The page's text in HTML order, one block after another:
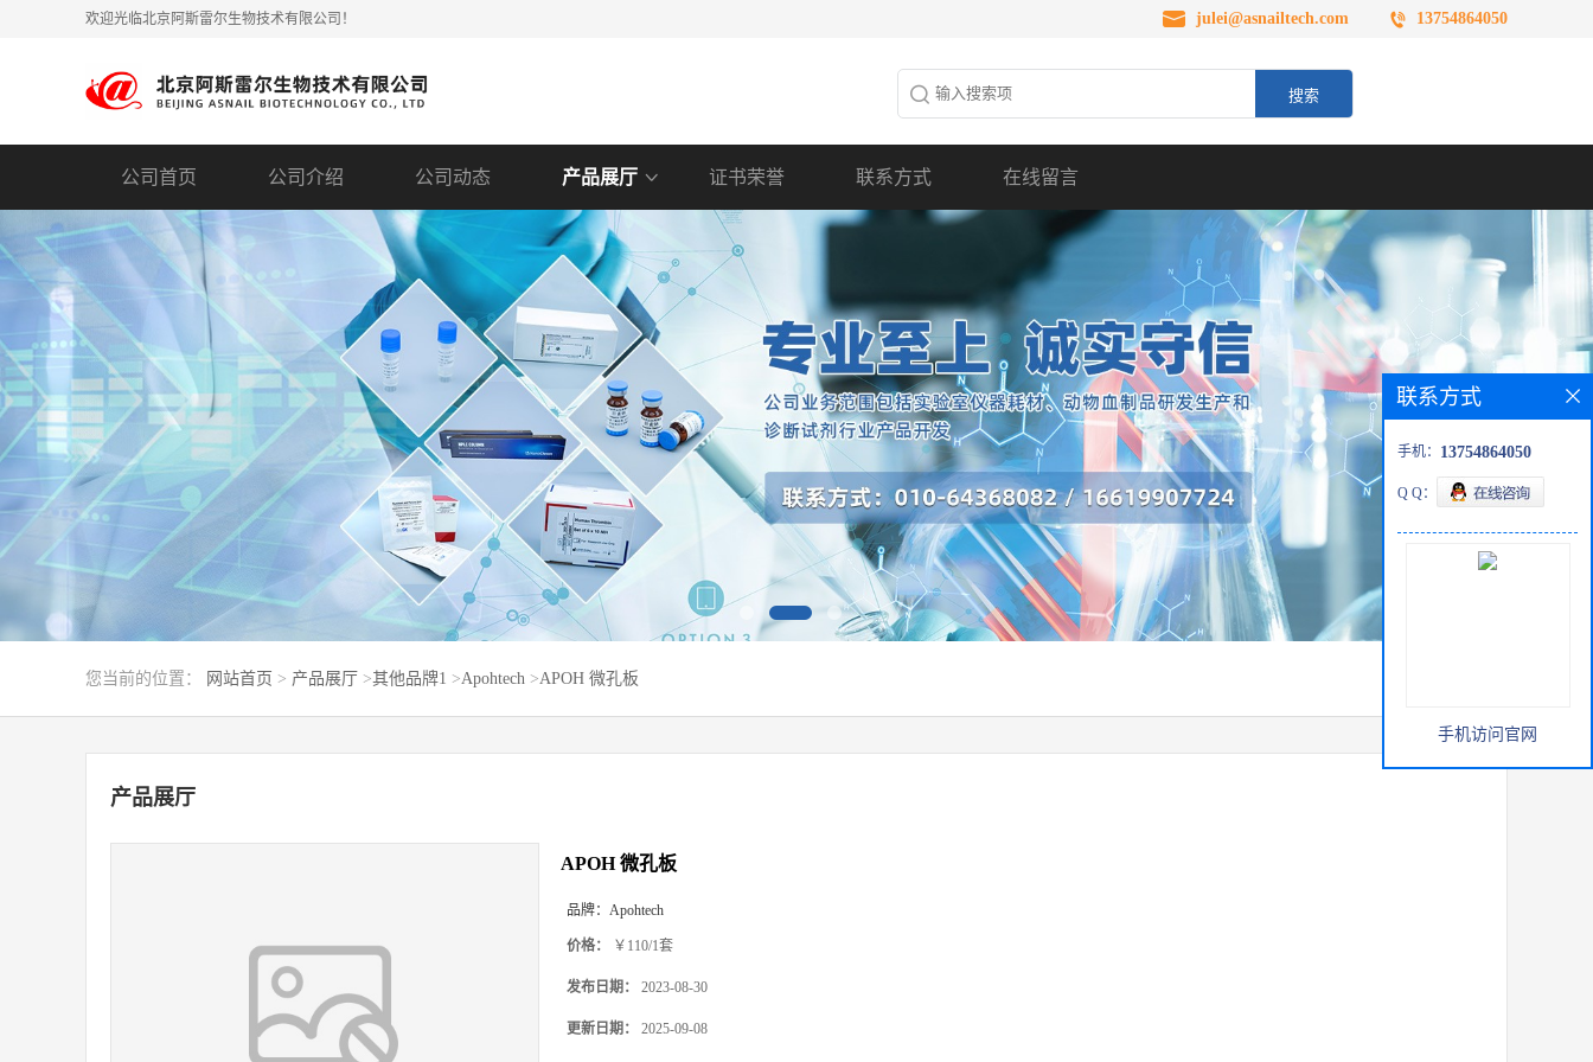
欢迎光临北京阿斯雷尔生物技术有限公司！ julei@asnailtech.com 13754864050
公司首页 公司介绍 公司动态 产品展厅 证书荣誉 联系方式 在线留言
您当前的位置： 网站首页 > 产品展厅 >其他品牌1 >Apohtech >APOH 微孔板
产品展厅
APOH 微孔板
品牌： Apohtech
价格： ￥110/1套
发布日期： 2023-08-30
更新日期： 2025-09-08
联系方式
手机： 13754864050
Q Q：
手机访问官网